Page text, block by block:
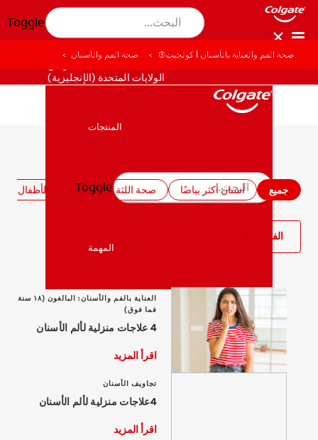
Toggle
صحة الفم والأسنان
المهمة
الولايات المتحدة (الإنجليزية)
المنتجات
صحة الفم والأسنان
المهمة
Toggle
صحة الفم والعناية بالأسنان | كولجيت® صحة الفم والأسنان
جميع أسنان أكثر بياضًا صحة اللثة صحة الفم للأطفال
الفلتر
العناية بالفم والأسنان: البالغون (١٨ سنة
فما فوق)
4 علاجات منزلية لألم الأسنان
اقرأ المزيد
تجاويف الأسنان
4علاجات منزلية لألم الأسنان
اقرأ المزيد